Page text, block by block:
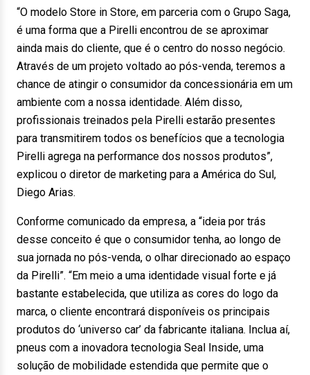
“O modelo Store in Store, em parceria com o Grupo Saga,
é uma forma que a Pirelli encontrou de se aproximar
ainda mais do cliente, que é o centro do nosso negócio.
Através de um projeto voltado ao pós-venda, teremos a
chance de atingir o consumidor da concessionária em um
ambiente com a nossa identidade. Além disso,
profissionais treinados pela Pirelli estarão presentes
para transmitirem todos os benefícios que a tecnologia
Pirelli agrega na performance dos nossos produtos”,
explicou o diretor de marketing para a América do Sul,
Diego Arias.
Conforme comunicado da empresa, a “ideia por trás
desse conceito é que o consumidor tenha, ao longo de
sua jornada no pós-venda, o olhar direcionado ao espaço
da Pirelli”. “Em meio a uma identidade visual forte e já
bastante estabelecida, que utiliza as cores do logo da
marca, o cliente encontrará disponíveis os principais
produtos do ‘universo car’ da fabricante italiana. Inclua aí,
pneus com a inovadora tecnologia Seal Inside, uma
solução de mobilidade estendida que permite que o